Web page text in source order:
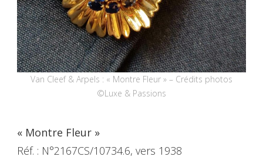
Van Cleef & Arpels : « Montre Fleur » – Crédits photos
©Luxe & Passions
« Montre Fleur »
Réf. : N°2167CS/10734.6, vers 1938